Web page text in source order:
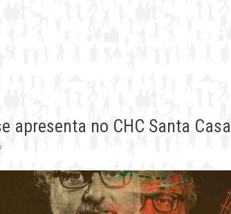
apresenta no CHC Santa Casa